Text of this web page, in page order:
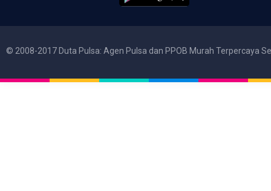
© 2008-2017 Duta Pulsa: Agen Pulsa dan PPOB Murah Terpercaya